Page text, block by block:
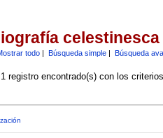
celestinesca
todo| Búsqueda simple| Búsqueda
registro encontrado(s) con los